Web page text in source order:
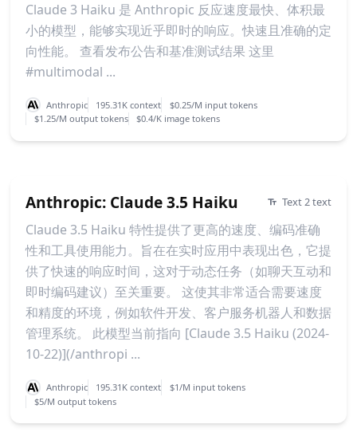
Claude 3 Haiku 是 Anthropic 反应速度最快、体积最
小的模型，能够实现近乎即时的响应。快速且准确的定
向性能。 查看发布公告和基准测试结果 这里
#multimodal ...
Anthropic 195.31K context
$0.25/M input tokens
$1.25/M output tokens
$0.4/K image tokens
Anthropic: Claude 3.5 Haiku Text 2 text
Claude 3.5 Haiku 特性提供了更高的速度、编码准确
性和工具使用能力。旨在在实时应用中表现出色，它提
供了快速的响应时间，这对于动态任务（如聊天互动和
即时编码建议）至关重要。 这使其非常适合需要速度
和精度的环境，例如软件开发、客户服务机器人和数据
管理系统。 此模型当前指向 [Claude 3.5 Haiku (2024-
10-22)](/anthropi ...
Anthropic 195.31K context
$1/M input tokens
$5/M output tokens